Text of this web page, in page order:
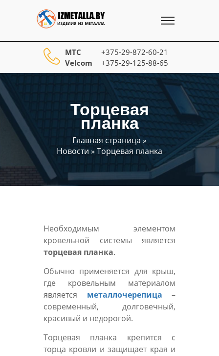
МТС
+375-29-872-60-21
Velcom
+375-29-125-88-65
Торцевая
планка
Главная страница »
Новости »Торцевая планка
Необходимым элементом
кровельной системы является
торцевая планка.
Обычно применяется для крыш,
где кровельным материалом
является металлочерепица –
современный, долговечный,
красивый и недорогой.
Торцевая планка крепится с
торца кровли и защищает края и